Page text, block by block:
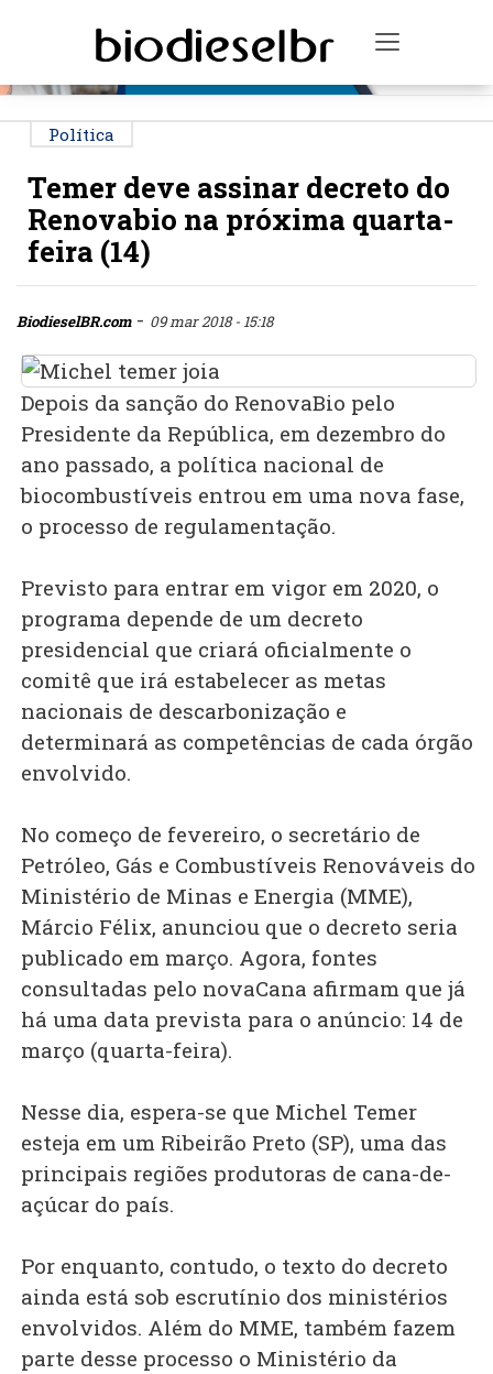
Toggle
Política
Temer deve assinar decreto do
Renovabio na próxima quarta-
feira (14)
BiodieselBR.com- 09 mar 2018 - 15:18
Depois da sanção do RenovaBio pelo
Presidente da República, em dezembro do
ano passado, a política nacional de
biocombustíveis entrou em uma nova fase,
o processo de regulamentação.
Previsto para entrar em vigor em 2020, o
programa depende de um decreto
presidencial que criará oficialmente o
comitê que irá estabelecer as metas
nacionais de descarbonização e
determinará as competências de cada órgão
envolvido.
No começo de fevereiro, o secretário de
Petróleo, Gás e Combustíveis Renováveis do
Ministério de Minas e Energia (MME),
Márcio Félix, anunciou que o decreto seria
publicado em março. Agora, fontes
consultadas pelo novaCana afirmam que já
há uma data prevista para o anúncio: 14 de
março (quarta-feira).
Nesse dia, espera-se que Michel Temer
esteja em um Ribeirão Preto (SP), uma das
principais regiões produtoras de cana-de-
açúcar do país.
Por enquanto, contudo, o texto do decreto
ainda está sob escrutínio dos ministérios
envolvidos. Além do MME, também fazem
parte desse processo o Ministério da